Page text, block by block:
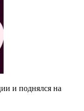
и поднялся на